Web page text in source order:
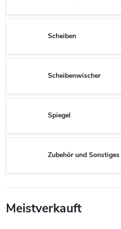
Scheiben
Scheibenwischer
Spiegel
Zubehör und Sonstiges
Meistverkauft